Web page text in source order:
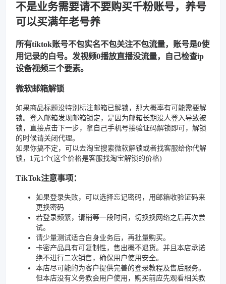
不是业务需要请不要购买千粉账号，养号
可以买满年老号养
所有tiktok账号不包实名不包关注不包流量，账号是0使
用记录的白号。发视频0播放直播没流量，自己检查ip
设备视频三个要素。
微软邮箱解锁
如果商品标题没特别标注邮箱已解锁，那大概率有可能需要解
锁。登入邮箱发现邮箱锁定，是因为邮箱长期没人登入导致被
锁，直接点击下一步，拿自己手机号接验证码解锁即可，解锁
的时候请关闭代理。
如果你搞不定，可以去淘宝搜索微软解锁或者找客服给你代解
锁，1元1个(这个价格是客服找淘宝解锁的价格)
TikTok注意事项：
如果登录失败，可以选择忘记密码，用邮箱收验证码来
更换密码
若登录频繁，请稍等一段时间，切换换网络之后再次尝
试。
请少量测试适合自身业务后，再批量购买。
卡密产品具有可复制性，售出概不退货。并且本店承诺
绝不进行二次销售，确保用户使用安全。
本店尽可能的为客户提供完善的登录教程及售后服务。
但本店没有义务教会用户使用，购买前应先观看相关教